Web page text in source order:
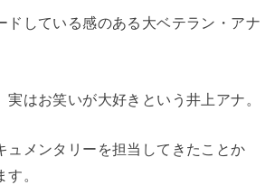
ドしている感のある大ベテラン・アナ
はお笑いが大好きという井上アナ。
ュメンタリーを担当してきたことか
。